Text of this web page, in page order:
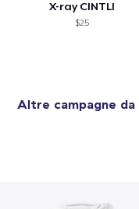
X-ray CINTLI
$25
Altre campagne da